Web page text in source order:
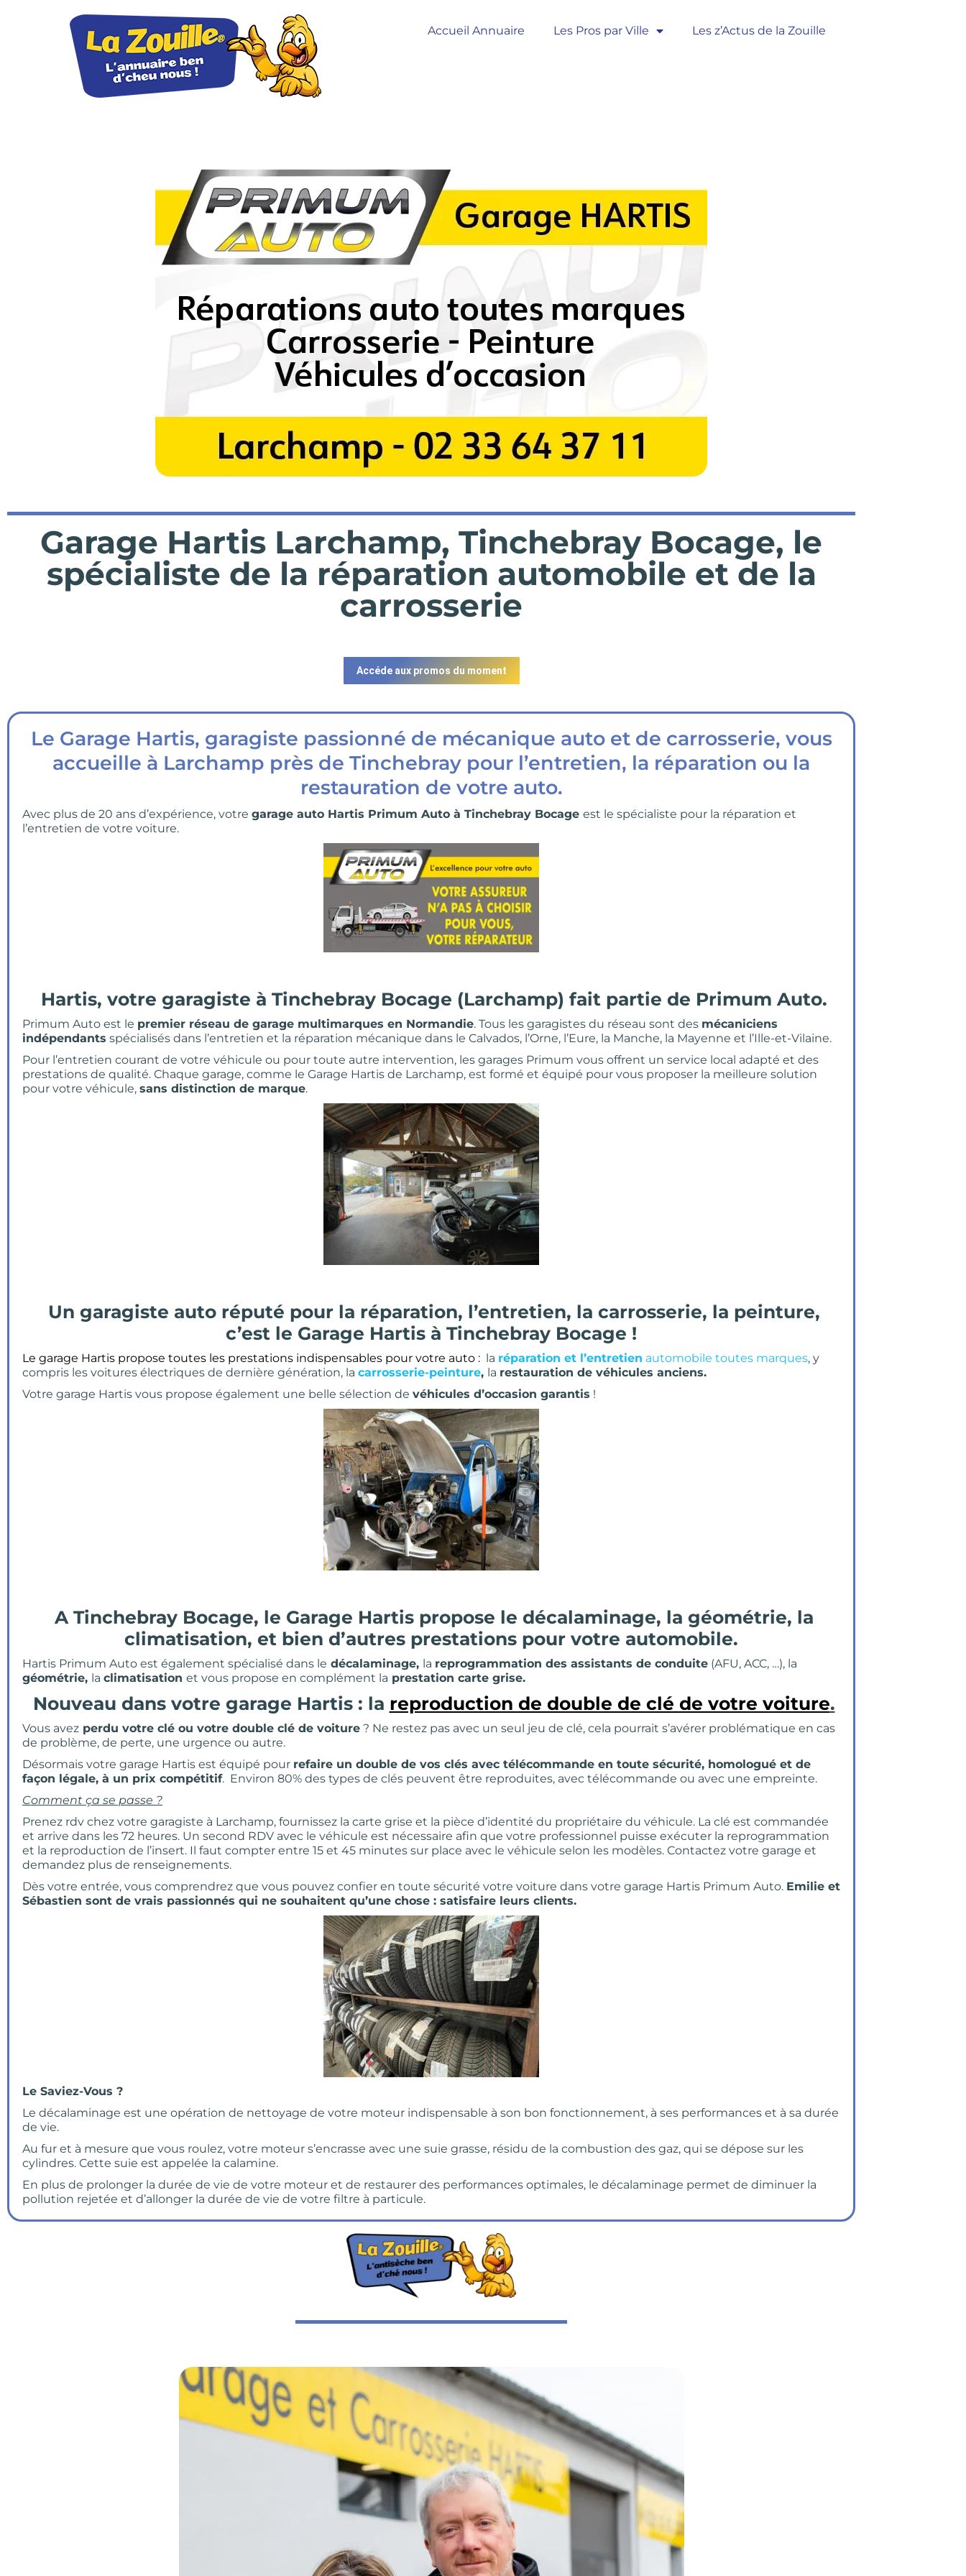
Accueil Annuaire Les Pros par Ville Les z’Actus de la Zouille
Garage Hartis Larchamp, Tinchebray Bocage, le
spécialiste de la réparation automobile et de la
carrosserie
Accéde aux promos du moment
Le Garage Hartis, garagiste passionné de mécanique auto et de carrosserie, vous
accueille à Larchamp près de Tinchebray pour l’entretien, la réparation ou la
restauration de votre auto.
Avec plus de 20 ans d’expérience, votre garage auto Hartis Primum Auto à Tinchebray Bocage est le spécialiste pour la réparation et
l’entretien de votre voiture.
Hartis, votre garagiste à Tinchebray Bocage (Larchamp) fait partie de Primum Auto.
Primum Auto est le premier réseau de garage multimarques en Normandie. Tous les garagistes du réseau sont des mécaniciens
indépendants spécialisés dans l’entretien et la réparation mécanique dans le Calvados, l’Orne, l’Eure, la Manche, la Mayenne et l’Ille-et-Vilaine.
Pour l’entretien courant de votre véhicule ou pour toute autre intervention, les garages Primum vous offrent un service local adapté et des
prestations de qualité. Chaque garage, comme le Garage Hartis de Larchamp, est formé et équipé pour vous proposer la meilleure solution
pour votre véhicule, sans distinction de marque.
Un garagiste auto réputé pour la réparation, l’entretien, la carrosserie, la peinture,
c’est le Garage Hartis à Tinchebray Bocage !
Le garage Hartis propose toutes les prestations indispensables pour votre auto : la réparation et l’entretien automobile toutes marques, y
compris les voitures électriques de dernière génération, la carrosserie-peinture, la restauration de véhicules anciens.
Votre garage Hartis vous propose également une belle sélection de véhicules d’occasion garantis !
A Tinchebray Bocage, le Garage Hartis propose le décalaminage, la géométrie, la
climatisation, et bien d’autres prestations pour votre automobile.
Hartis Primum Auto est également spécialisé dans le décalaminage, la reprogrammation des assistants de conduite (AFU, ACC, …), la
géométrie, la climatisation et vous propose en complément la prestation carte grise.
Nouveau dans votre garage Hartis : la reproduction de double de clé de votre voiture.
Vous avez perdu votre clé ou votre double clé de voiture ? Ne restez pas avec un seul jeu de clé, cela pourrait s’avérer problématique en cas
de problème, de perte, une urgence ou autre.
Désormais votre garage Hartis est équipé pour refaire un double de vos clés avec télécommande en toute sécurité, homologué et de
façon légale, à un prix compétitif. Environ 80% des types de clés peuvent être reproduites, avec télécommande ou avec une empreinte.
Comment ça se passe ?
Prenez rdv chez votre garagiste à Larchamp, fournissez la carte grise et la pièce d’identité du propriétaire du véhicule. La clé est commandée
et arrive dans les 72 heures. Un second RDV avec le véhicule est nécessaire afin que votre professionnel puisse exécuter la reprogrammation
et la reproduction de l’insert. Il faut compter entre 15 et 45 minutes sur place avec le véhicule selon les modèles. Contactez votre garage et
demandez plus de renseignements.
Dès votre entrée, vous comprendrez que vous pouvez confier en toute sécurité votre voiture dans votre garage Hartis Primum Auto. Emilie et
Sébastien sont de vrais passionnés qui ne souhaitent qu’une chose : satisfaire leurs clients.
Le Saviez-Vous ?
Le décalaminage est une opération de nettoyage de votre moteur indispensable à son bon fonctionnement, à ses performances et à sa durée
de vie.
Au fur et à mesure que vous roulez, votre moteur s’encrasse avec une suie grasse, résidu de la combustion des gaz, qui se dépose sur les
cylindres. Cette suie est appelée la calamine.
En plus de prolonger la durée de vie de votre moteur et de restaurer des performances optimales, le décalaminage permet de diminuer la
pollution rejetée et d’allonger la durée de vie de votre filtre à particule.